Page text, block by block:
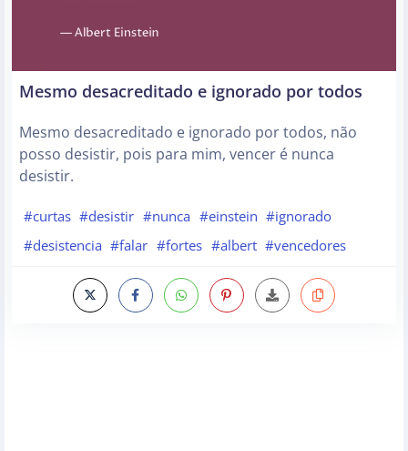
Mesmo desacreditado e ignorado por todos
Mesmo desacreditado e ignorado por todos, não
posso desistir, pois para mim, vencer é nunca
desistir.
#curtas #desistir #nunca #einstein #ignorado
#desistencia #falar #fortes #albert #vencedores